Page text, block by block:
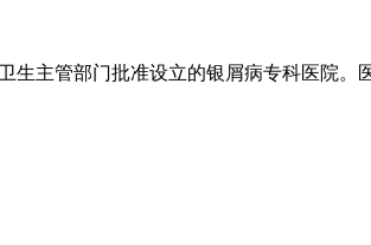
生主管部门批准设立的银屑病专科医院